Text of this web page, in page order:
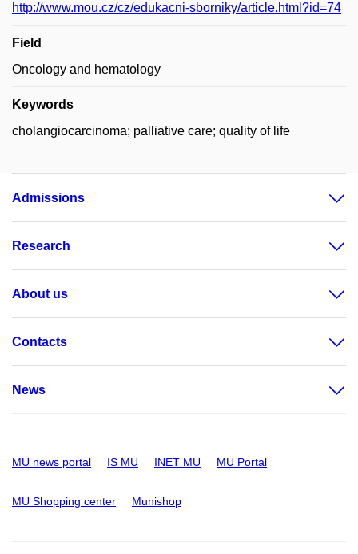
http://www.mou.cz/cz/edukacni-sborniky/article.html?id=74
Field
Oncology and hematology
Keywords
cholangiocarcinoma; palliative care; quality of life
Admissions
Research
About us
Contacts
News
MU news portal IS MU INET MU MU Portal
MU Shopping center Munishop